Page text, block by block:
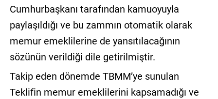
Cumhurbaşkanı tarafından kamuoyuyla
paylaşıldığı ve bu zammın otomatik olarak
memur emeklilerine de yansıtılacağının
sözünün verildiği dile getirilmiştir.
Takip eden dönemde TBMM’ye sunulan
Teklifin memur emeklilerini kapsamadığı ve